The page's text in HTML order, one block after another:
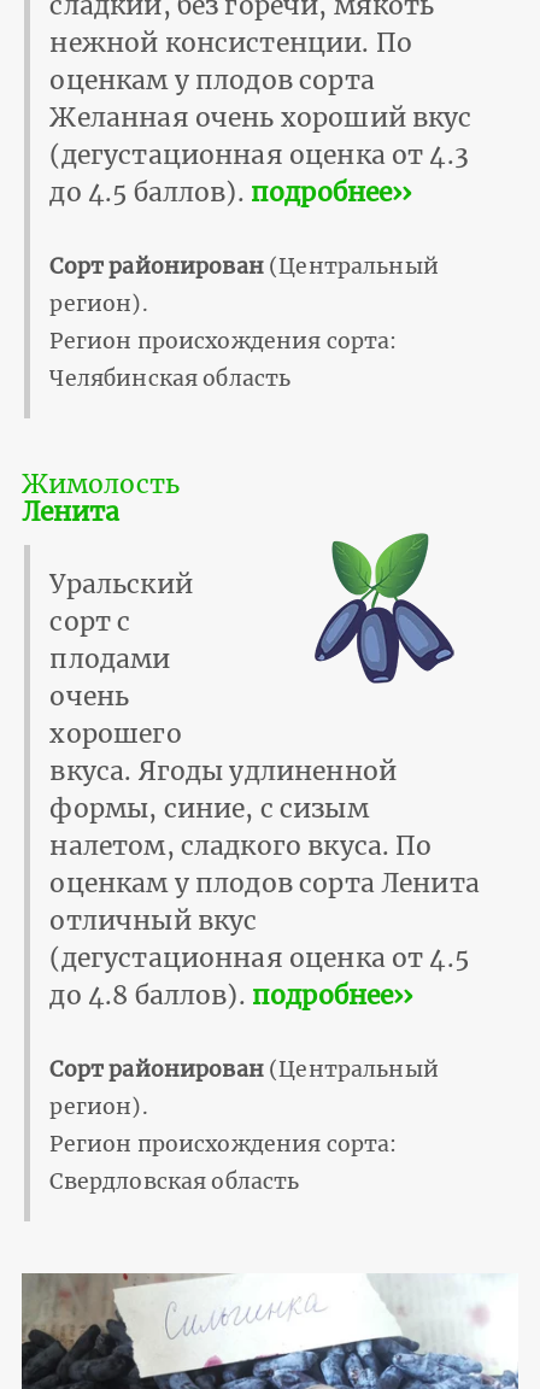
нежной консистенции. По
оценкам у плодов сорта
Желанная очень хороший вкус
(дегустационная оценка от 4.3
до 4.5 баллов). подробнее››
Сорт районирован(Центральный
регион).
Регион происхождения сорта:
Челябинская область
Жимолость
Ленита
Уральский
сорт с
плодами
очень
хорошего
вкуса. Ягоды удлиненной
формы, синие, с сизым
налетом, сладкого вкуса. По
оценкам у плодов сорта Ленита
отличный вкус
(дегустационная оценка от 4.5
до 4.8 баллов). подробнее››
Сорт районирован(Центральный
регион).
Регион происхождения сорта:
Свердловская область